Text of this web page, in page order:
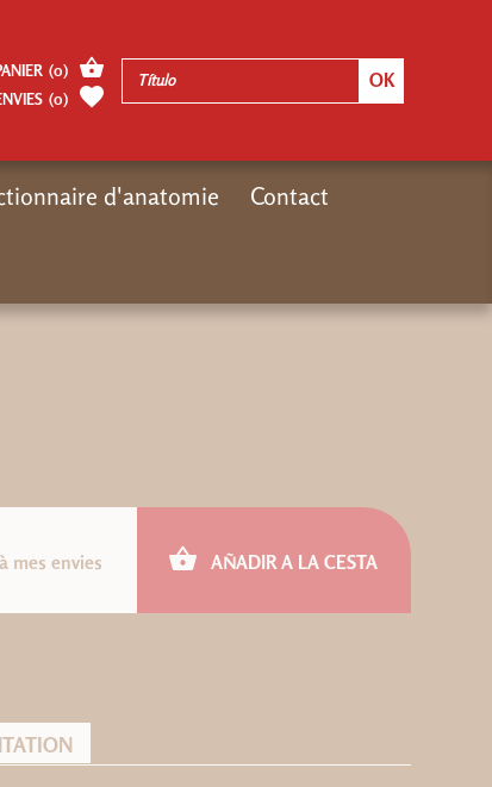
mes envies AÑADIR A LA CESTA
(0)
(0)
d'anatomie Contact